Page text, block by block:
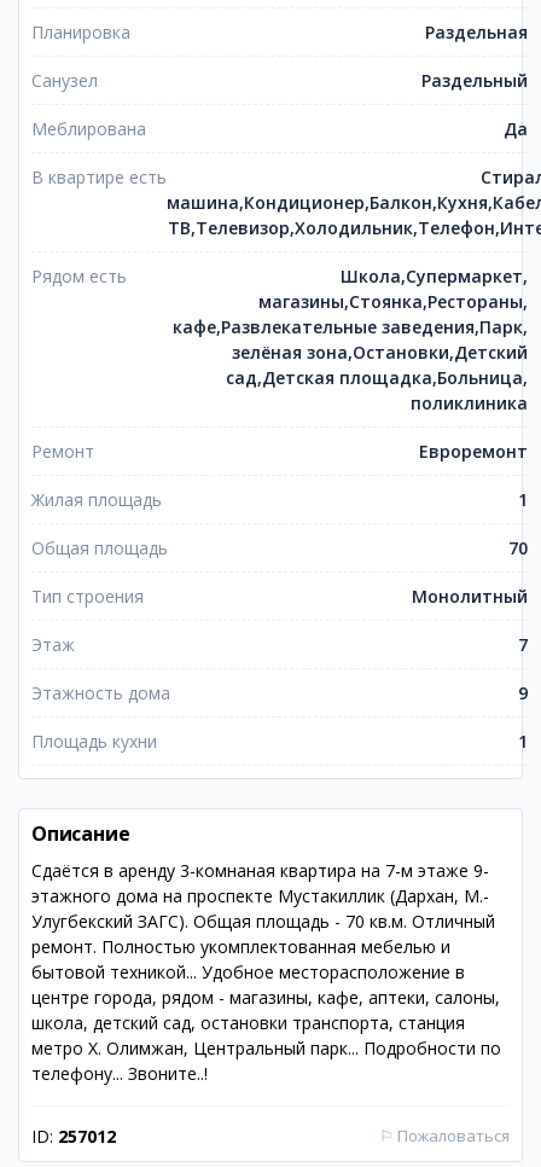
Планировка Раздельная
Санузел Раздельный
Меблирована Да
В квартире есть
Рядом есть
Школа,Супермаркет,
магазины,Стоянка,Рестораны,
кафе,Развлекательные заведения,Парк,
зелёная зона,Остановки,Детский
сад,Детская площадка,Больница,
поликлиника
Ремонт Евроремонт
Жилая площадь 1
Общая площадь 70
Тип строения Монолитный
Этаж 7
Этажность дома 9
Площадь кухни 1
Описание
Сдаётся в аренду 3-комнаная квартира на 7-м этаже 9-
этажного дома на проспекте Мустакиллик (Дархан, М.-
Улугбекский ЗАГС). Общая площадь - 70 кв.м. Отличный
ремонт. Полностью укомплектованная мебелью и
бытовой техникой... Удобное месторасположение в
центре города, рядом - магазины, кафе, аптеки, салоны,
школа, детский сад, остановки транспорта, станция
метро Х. Олимжан, Центральный парк... Подробности по
телефону... Звоните..!
ID: 257012 ⚐ Пожаловаться